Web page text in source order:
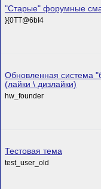
"Старые" форумные
}{0TT@6bI4
Обновленная система
(лайки \ дизлайки)
hw_founder
Тестовая тема
test_user_old